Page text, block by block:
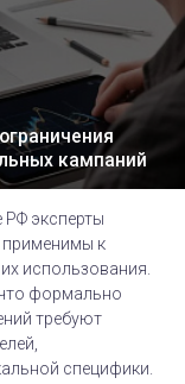
кампаний
РФ эксперты
применимы к
использования.
формально
требуют
специфики.